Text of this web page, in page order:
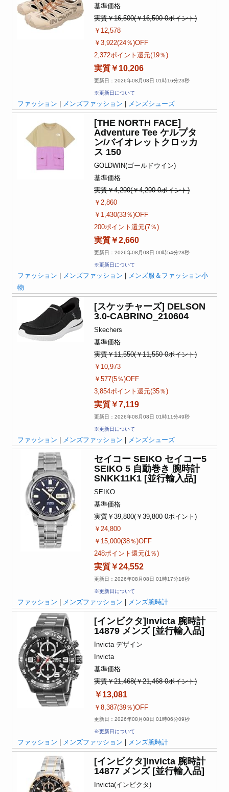
基準価格
実質￥16,500(￥16,500-0ポイント)
￥12,578
￥3,922(24％)OFF
2,372ポイント還元(19％)
実質￥10,206
更新日：2026年08月08日 01時16分23秒
※更新日について
ファッション メンズファッション メンズシューズ
[THE NORTH FACE]
Adventure Tee ケルプタ
ン/バイオレットクロッカ
ス 150
GOLDWIN(ゴールドウイン)
基準価格
実質￥4,290(￥4,290-0ポイント)
￥2,860
￥1,430(33％)OFF
200ポイント還元(7％)
実質￥2,660
更新日：2026年08月08日 00時54分28秒
※更新日について
ファッション メンズファッション
メンズ服＆ファッション小
物
[スケッチャーズ] DELSON
3.0-CABRINO_210604
Skechers
基準価格
実質￥11,550(￥11,550-0ポイント)
￥10,973
￥577(5％)OFF
3,854ポイント還元(35％)
実質￥7,119
更新日：2026年08月08日 01時11分49秒
※更新日について
ファッション メンズファッション メンズシューズ
セイコー SEIKO セイコー5
SEIKO 5 自動巻き 腕時計
SNKK11K1 [並行輸入品]
SEIKO
基準価格
実質￥39,800(￥39,800-0ポイント)
￥24,800
￥15,000(38％)OFF
248ポイント還元(1％)
実質￥24,552
更新日：2026年08月08日 01時17分16秒
※更新日について
ファッション メンズファッション メンズ腕時計
[インビクタ]Invicta 腕時計
14879 メンズ [並行輸入品]
Invicta デザイン
Invicta
基準価格
実質￥21,468(￥21,468-0ポイント)
￥13,081
￥8,387(39％)OFF
更新日：2026年08月08日 01時06分09秒
※更新日について
ファッション メンズファッション メンズ腕時計
[インビクタ]Invicta 腕時計
14877 メンズ [並行輸入品]
Invicta(インビクタ)